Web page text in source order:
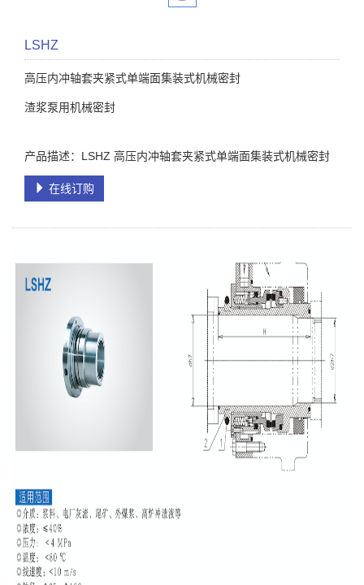
LSHZ
高压内冲轴套夹紧式单端面集装式机械密封
渣浆泵用机械密封
产品描述：LSHZ 高压内冲轴套夹紧式单端面集装式机械密封
在线订购